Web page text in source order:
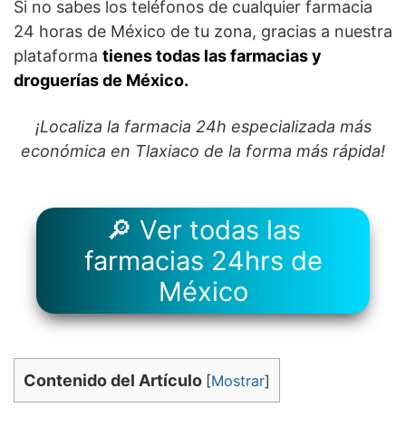
Si no sabes los teléfonos de cualquier farmacia
24 horas de México de tu zona, gracias a nuestra
plataforma tienes todas las farmacias y
droguerías de México.
¡Localiza la farmacia 24h especializada más
económica en Tlaxiaco de la forma más rápida!
🔎 Ver todas las
farmacias 24hrs de
México
Contenido del Artículo [Mostrar]